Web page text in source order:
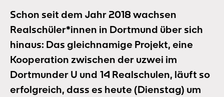
Schon seit dem Jahr 2018 wachsen
Realschüler*innen in Dortmund über sich
hinaus: Das gleichnamige Projekt, eine
Kooperation zwischen der uzwei im
Dortmunder U und 14 Realschulen, läuft so
erfolgreich, dass es heute (Dienstag) um